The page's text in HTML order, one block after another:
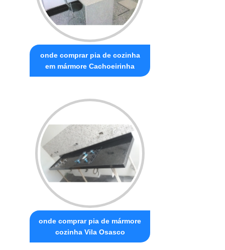
onde comprar pia de cozinha
em mármore Cachoeirinha
onde comprar pia de mármore
cozinha Vila Osasco